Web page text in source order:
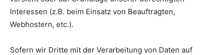
Interessen (z.B. beim Einsatz von Beauftragten,
Webhostern, etc.).
Sofern wir Dritte mit der Verarbeitung von Daten auf